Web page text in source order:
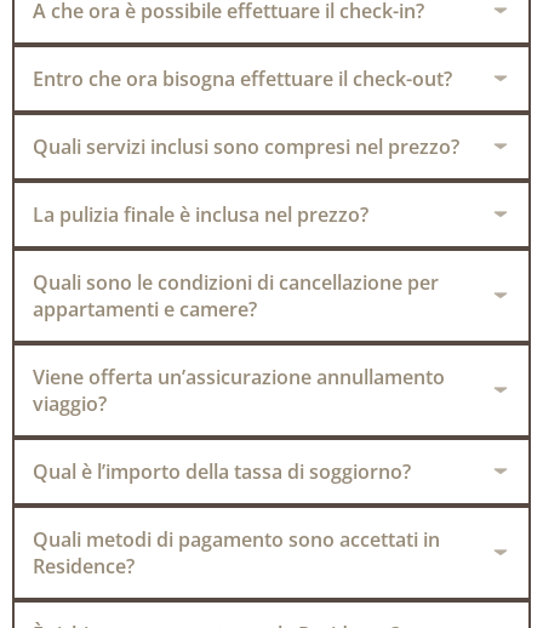
A che ora è possibile effettuare il check-in?
Entro che ora bisogna effettuare il check-out?
Quali servizi inclusi sono compresi nel prezzo?
La pulizia finale è inclusa nel prezzo?
Quali sono le condizioni di cancellazione per
appartamenti e camere?
Viene offerta un’assicurazione annullamento
viaggio?
Qual è l’importo della tassa di soggiorno?
Quali metodi di pagamento sono accettati in
Residence?